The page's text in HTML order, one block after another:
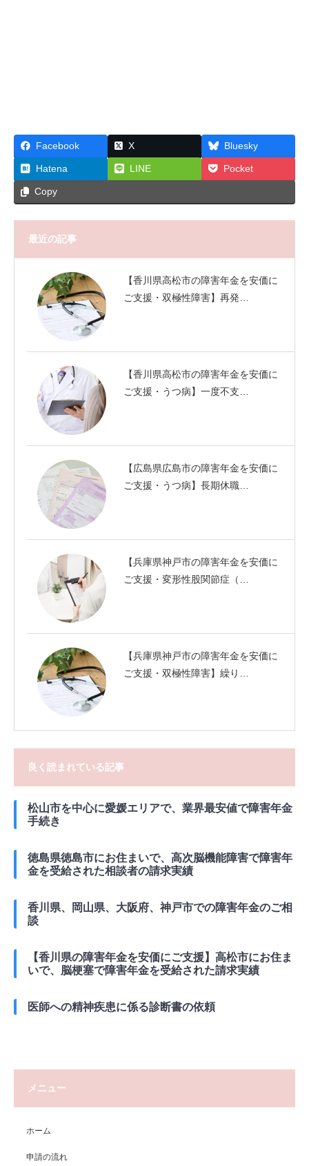
Facebook X Bluesky
Hatena LINE Pocket
Copy
最近の記事
【香川県高松市の障害年金を安価に
ご支援・双極性障害】再発…
【香川県高松市の障害年金を安価に
ご支援・うつ病】一度不支…
【広島県広島市の障害年金を安価に
ご支援・うつ病】長期休職…
【兵庫県神戸市の障害年金を安価に
ご支援・変形性股関節症（…
【兵庫県神戸市の障害年金を安価に
ご支援・双極性障害】繰り…
良く読まれている記事
松山市を中心に愛媛エリアで、業界最安値で障害年金
手続き
徳島県徳島市にお住まいで、高次脳機能障害で障害年
金を受給された相談者の請求実績
香川県、岡山県、大阪府、神戸市での障害年金のご相
談
【香川県の障害年金を安価にご支援】高松市にお住ま
いで、脳梗塞で障害年金を受給された請求実績
医師への精神疾患に係る診断書の依頼
メニュー
ホーム
申請の流れ